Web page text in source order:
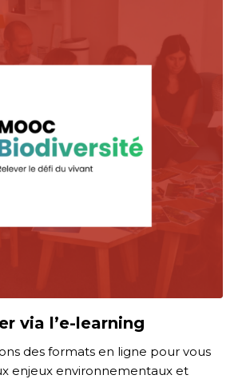
via l’e-learning
des formats en ligne pour vous
enjeux environnementaux et